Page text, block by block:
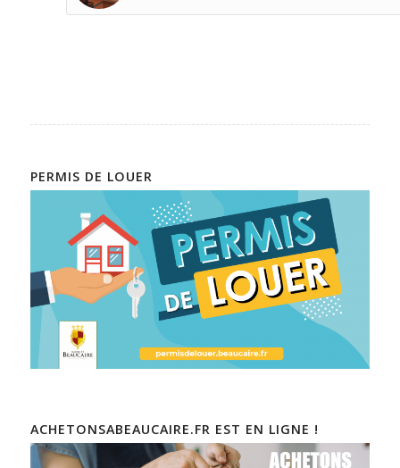
PERMIS DE LOUER
ACHETONSABEAUCAIRE.FR EST EN LIGNE !